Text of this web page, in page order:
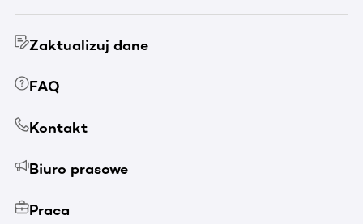
Zaktualizuj dane
FAQ
Kontakt
Biuro prasowe
Praca